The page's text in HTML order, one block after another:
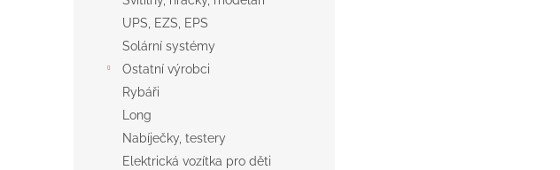
UPS, EZS, EPS
Solární systémy
Ostatní výrobci
Rybáři
Long
Nabíječky, testery
Elektrická vozítka pro děti